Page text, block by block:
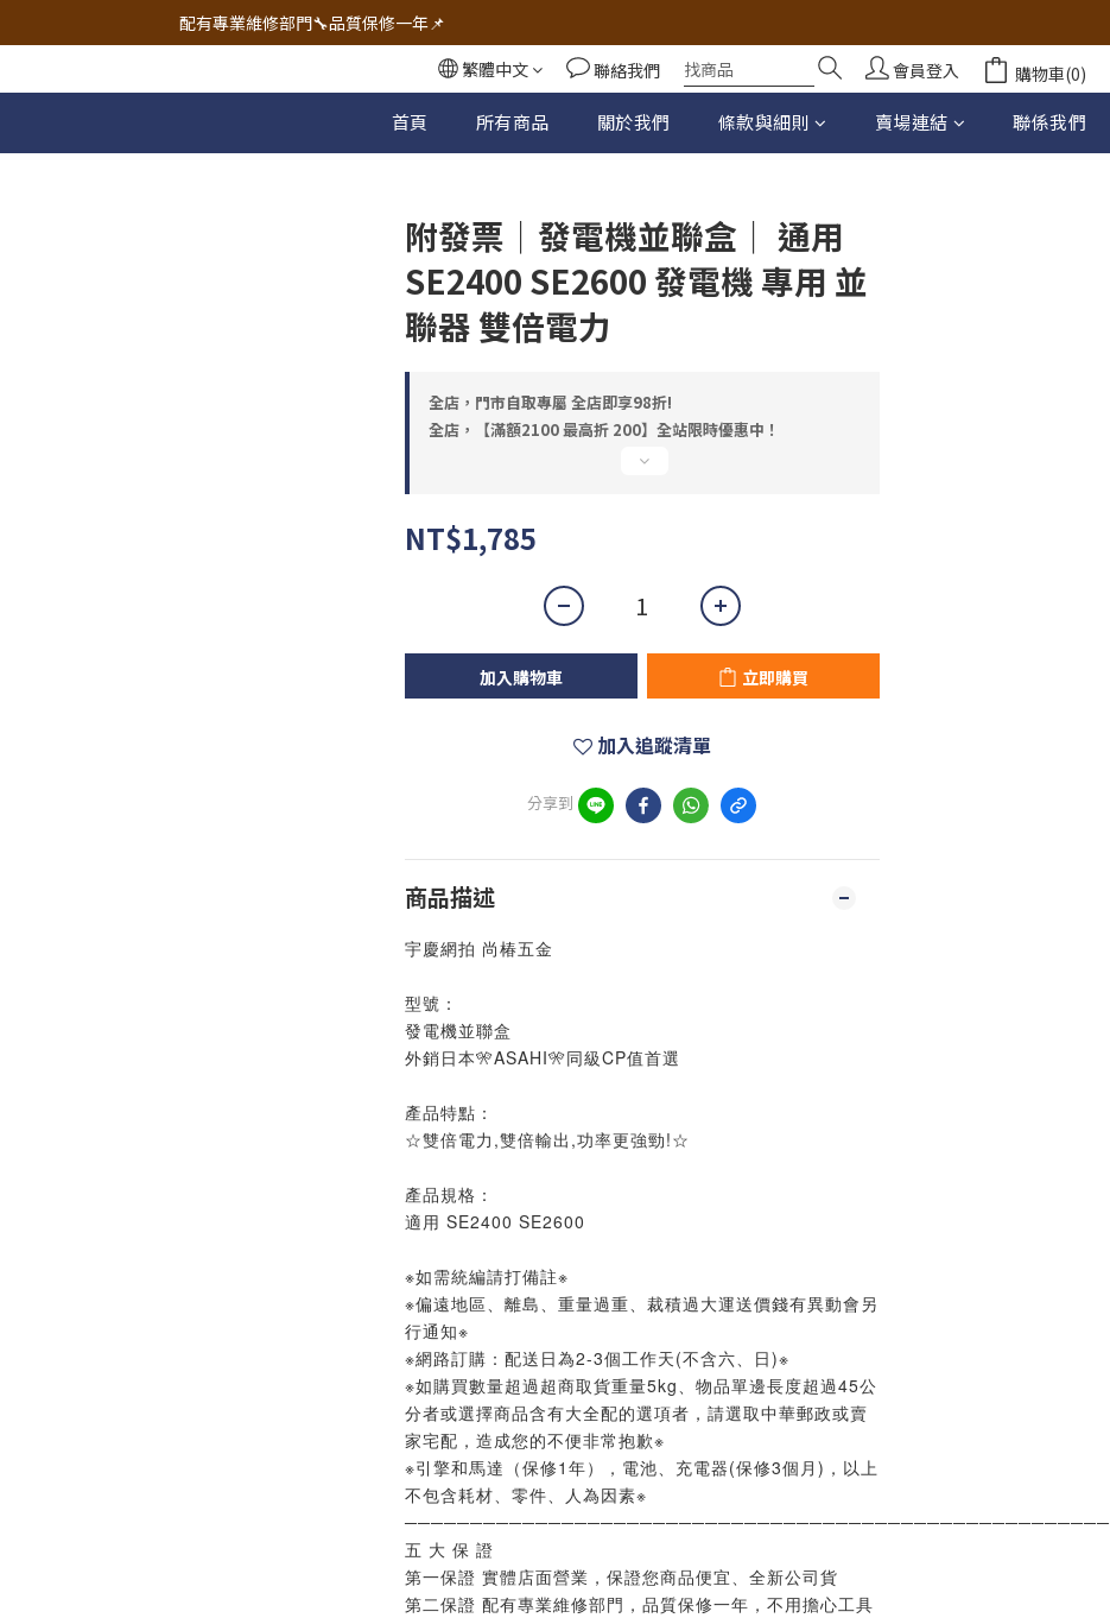
🔧電動工具&五金唯一首選 宇慶五金網拍🔧
配有專業維修部門🔧品質保修一年📌
🔧電動工具&五金唯一首選 宇慶五金網拍🔧繁體中文 聯絡我們 會員登入 購物車(0)
首頁 所有商品 關於我們 條款與細則 賣場連結 聯係我們
附發票｜發電機並聯盒｜ 通用
SE2400 SE2600 發電機 專用 並
聯器 雙倍電力
全店，門市自取專屬 全店即享98折!
全店，【滿額2100 最高折 200】全站限時優惠中！
NT$1,785
加入購物車 立即購買
加入追蹤清單
分享到
商品描述
宇慶網拍 尚椿五金
型號：
發電機並聯盒
外銷日本🎌ASAHI🎌同級CP值首選
產品特點：
☆雙倍電力,雙倍輸出,功率更強勁!☆
產品規格：
適用 SE2400 SE2600
※如需統編請打備註※
※偏遠地區、離島、重量過重、裁積過大運送價錢有異動會另
行通知※
※網路訂購：配送日為2-3個工作天(不含六、日)※
※如購買數量超過超商取貨重量5kg、物品單邊長度超過45公
分者或選擇商品含有大全配的選項者，請選取中華郵政或賣
家宅配，造成您的不便非常抱歉※
※引擎和馬達（保修1年），電池、充電器(保修3個月)，以上
不包含耗材、零件、人為因素※
五 大 保 證
第一保證 實體店面營業，保證您商品便宜、全新公司貨
第二保證 配有專業維修部門，品質保修一年，不用擔心工具
立即購買